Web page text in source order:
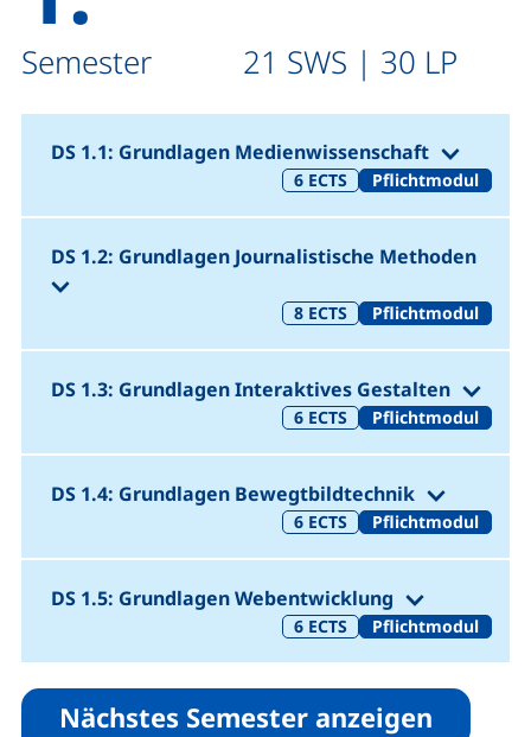
Semester 21 SWS | 30 LP
DS 1.1: Grundlagen Medienwissenschaft (1.
6 ECTS Pflichtmodul
DS 1.2: Grundlagen Journalistische Methoden
(1. Semester 21 SWS 30 LP)
8 ECTS Pflichtmodul
DS 1.3: Grundlagen Interaktives Gestalten (1.
6 ECTS Pflichtmodul
DS 1.4: Grundlagen Bewegtbildtechnik (1.
6 ECTS Pflichtmodul
DS 1.5: Grundlagen Webentwicklung (1.
6 ECTS Pflichtmodul
Nächstes Semester anzeigen